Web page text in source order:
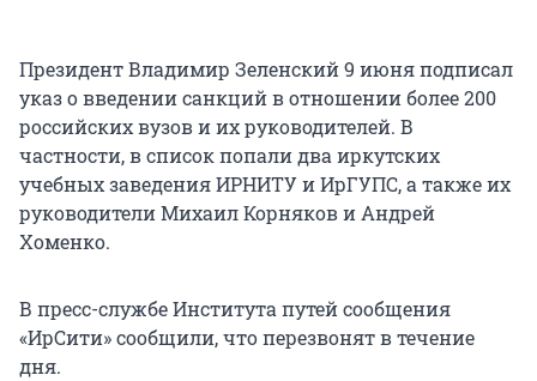
Президент Владимир Зеленский 9 июня подписал
указ о введении санкций в отношении более 200
российских вузов и их руководителей. В
частности, в список попали два иркутских
учебных заведения ИРНИТУ и ИрГУПС, а также их
руководители Михаил Корняков и Андрей
Хоменко.
В пресс-службе Института путей сообщения
«ИрСити» сообщили, что перезвонят в течение
дня.